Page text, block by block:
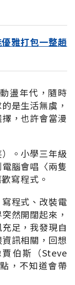
雅打包一整趟
盪年代，隨時
是生活無虞，
，也許會當漫
。小學三年級
腦會唱〈兩隻
寫程式。
程式、改裝電
然開闊起來，
足，我發現自
訊相關，回想
伯斯（Steve
，不知道會帶